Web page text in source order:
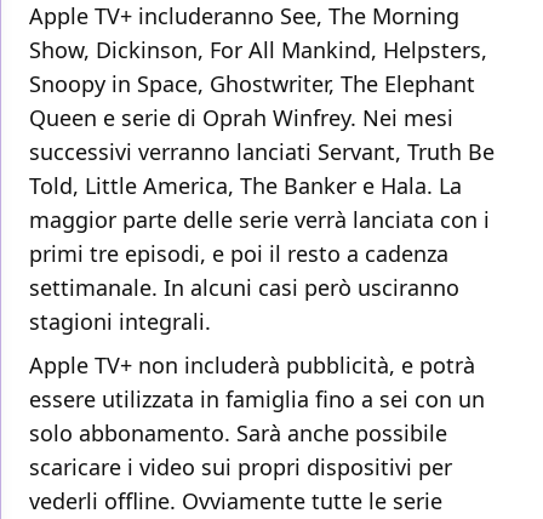
Apple TV+ includeranno See, The Morning
Show, Dickinson, For All Mankind, Helpsters,
Snoopy in Space, Ghostwriter, The Elephant
Queen e serie di Oprah Winfrey. Nei mesi
successivi verranno lanciati Servant, Truth Be
Told, Little America, The Banker e Hala. La
maggior parte delle serie verrà lanciata con i
primi tre episodi, e poi il resto a cadenza
settimanale. In alcuni casi però usciranno
stagioni integrali.
Apple TV+ non includerà pubblicità, e potrà
essere utilizzata in famiglia fino a sei con un
solo abbonamento. Sarà anche possibile
scaricare i video sui propri dispositivi per
vederli offline. Ovviamente tutte le serie